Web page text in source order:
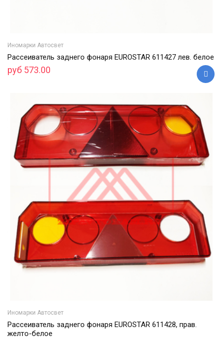
Иномарки Автосвет
Рассеиватель заднего фонаря EUROSTAR 611427 лев. белое
руб 573.00
Иномарки Автосвет
Рассеиватель заднего фонаря EUROSTAR 611428, прав.
желто-белое